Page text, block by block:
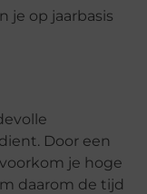
je op jaarbasis
Door een
je hoge
daarom de tijd